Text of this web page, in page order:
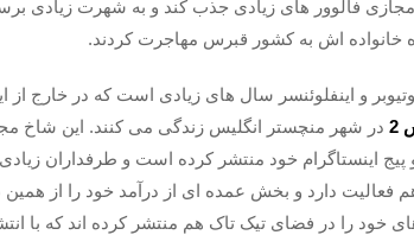
فالوور های زیادی جذب کند و به شهرت زیادی
خانواده اش به کشور قبرس مهاجرت کردند.
و این یوتیوبر و اینفلوئنسر سال های زیادی است که در خارج
در شهر منچستر انگلیس زندگی می کنند. این شاخ
اینستاگرام خود منتشر کرده است و طرفداران زیادی
فعالیت دارد و بخش عمده ای از درآمد خود را از
خود را در فضای تیک تاک هم منتشر کرده اند که با